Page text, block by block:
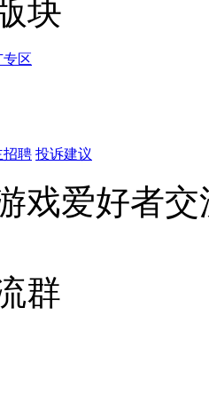
块
专区
招聘 投诉建议
戏爱好者交
群